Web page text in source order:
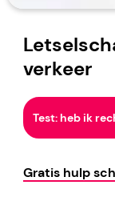
verkeer
Test: heb ik
Gratis hulp